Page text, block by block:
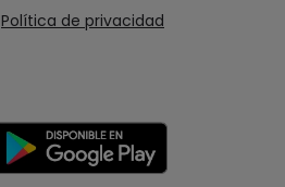
Política de privacidad